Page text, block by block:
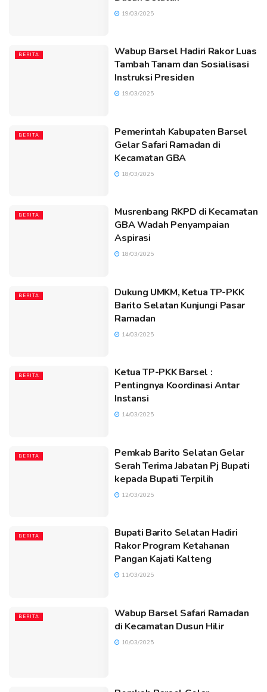
19/03/2025
BERITA
Wabup Barsel Hadiri Rakor Luas
Tambah Tanam dan Sosialisasi
Instruksi Presiden
19/03/2025
BERITA
Pemerintah Kabupaten Barsel
Gelar Safari Ramadan di
Kecamatan GBA
18/03/2025
BERITA
Musrenbang RKPD di Kecamatan
GBA Wadah Penyampaian
Aspirasi
18/03/2025
BERITA
Dukung UMKM, Ketua TP-PKK
Barito Selatan Kunjungi Pasar
Ramadan
14/03/2025
BERITA
Ketua TP-PKK Barsel :
Pentingnya Koordinasi Antar
Instansi
14/03/2025
BERITA
Pemkab Barito Selatan Gelar
Serah Terima Jabatan Pj Bupati
kepada Bupati Terpilih
12/03/2025
BERITA
Bupati Barito Selatan Hadiri
Rakor Program Ketahanan
Pangan Kajati Kalteng
11/03/2025
BERITA
Wabup Barsel Safari Ramadan
di Kecamatan Dusun Hilir
10/03/2025